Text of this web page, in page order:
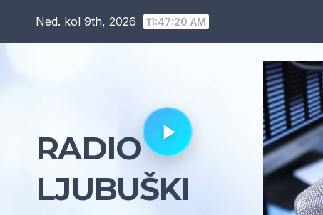
Ned. kol 9th, 2026 11:47:22 AM
RADIO
LJUBUŠKI